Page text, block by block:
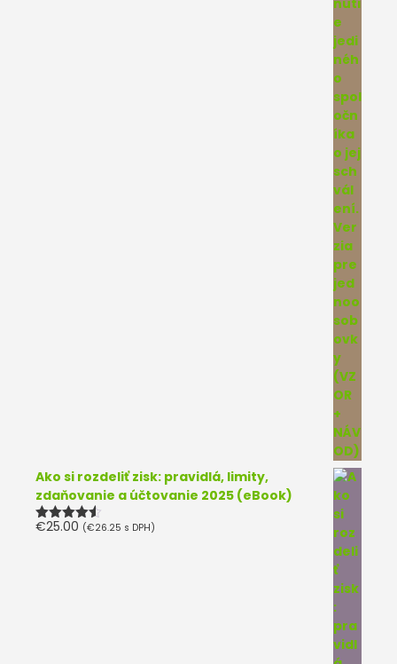
Ako si rozdeliť zisk: pravidlá, limity,
zdaňovanie a účtovanie 2025 (eBook)
Hodnotenie
€25.00 (€26.25 s DPH)